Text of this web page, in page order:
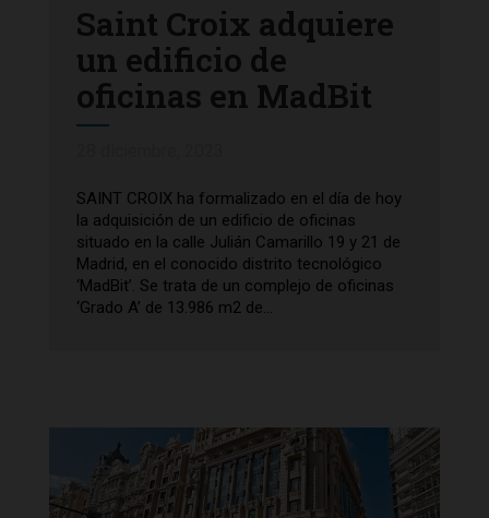
Saint Croix adquiere
un edificio de
oficinas en MadBit
SAINT CROIX ha formalizado en el día de hoy
la adquisición de un edificio de oficinas
situado en la calle Julián Camarillo 19 y 21 de
Madrid, en el conocido distrito tecnológico
‘MadBit’. Se trata de un complejo de oficinas
‘Grado A’ de 13.986 m2 de...